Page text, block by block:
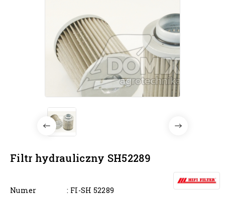
Filtr hydrauliczny SH52289
Numer
: FI-SH 52289